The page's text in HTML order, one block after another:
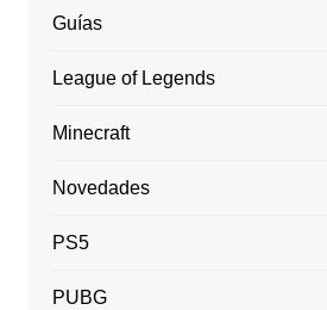
Guías
League of Legends
Minecraft
Novedades
PS5
PUBG